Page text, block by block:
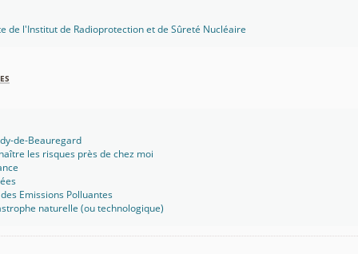
de l'Institut de Radioprotection et de Sûreté Nucléaire
de-Beauregard
les risques près de chez moi
Emissions Polluantes
naturelle (ou technologique)